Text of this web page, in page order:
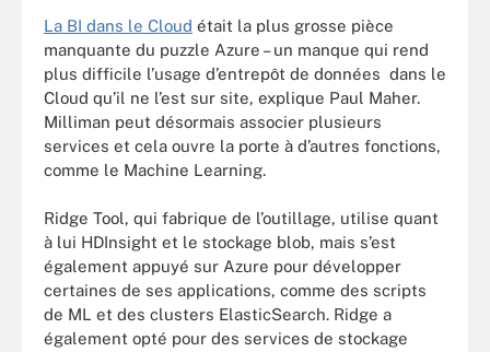
La BI dans le Cloud était la plus grosse pièce
manquante du puzzle Azure – un manque qui rend
plus difficile l’usage d’entrepôt de données dans le
Cloud qu’il ne l’est sur site, explique Paul Maher.
Milliman peut désormais associer plusieurs
services et cela ouvre la porte à d’autres fonctions,
comme le Machine Learning.
Ridge Tool, qui fabrique de l’outillage, utilise quant
à lui HDInsight et le stockage blob, mais s’est
également appuyé sur Azure pour développer
certaines de ses applications, comme des scripts
de ML et des clusters ElasticSearch. Ridge a
également opté pour des services de stockage